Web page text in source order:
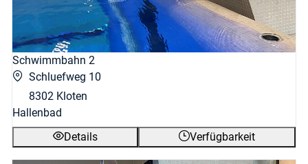
Schwimmbahn 2
Schluefweg 10
8302 Kloten
Hallenbad
Details
Verfügbarkeit